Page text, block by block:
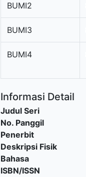
BUMI2
BUMI3
BUMI4
Informasi Detail
Judul Seri
No. Panggil
Penerbit
Deskripsi Fisik
Bahasa
ISBN/ISSN